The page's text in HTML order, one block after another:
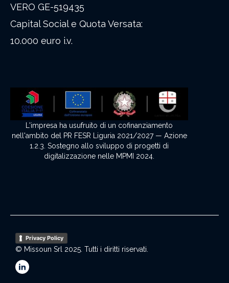
VERO GE-519435
Capital Social e Quota Versata:
10.000 euro i.v.
L'impresa ha usufruito di un cofinanziamento
nell'ambito del PR FESR Liguria 2021/2027 — Azione
1.2.3. Sostegno allo sviluppo di progetti di
digitalizzazione nelle MPMI 2024.
Privacy Policy
© Missoun Srl 2025. Tutti i diritti riservati.